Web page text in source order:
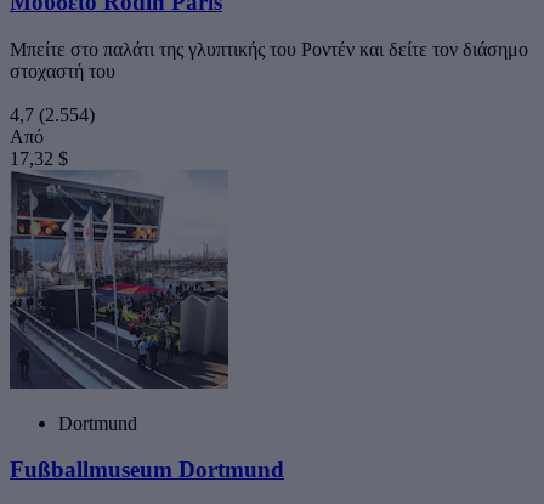
Μπείτε στο παλάτι της γλυπτικής του Ροντέν και δείτε τον διάσημο
στοχαστή του
4,7 (2.554)
Από
17,32 $
Dortmund
Fußballmuseum Dortmund